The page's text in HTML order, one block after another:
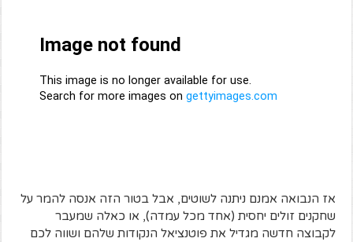
אז הנבואה אמנם ניתנה לשוטים, אבל בטור הזה אנסה להמר על
שחקנים זולים יחסית (אחד מכל עמדה), או כאלה שמעבר
לקבוצה חדשה מגדיל את פוטנציאל הנקודות שלהם ושווה לכם